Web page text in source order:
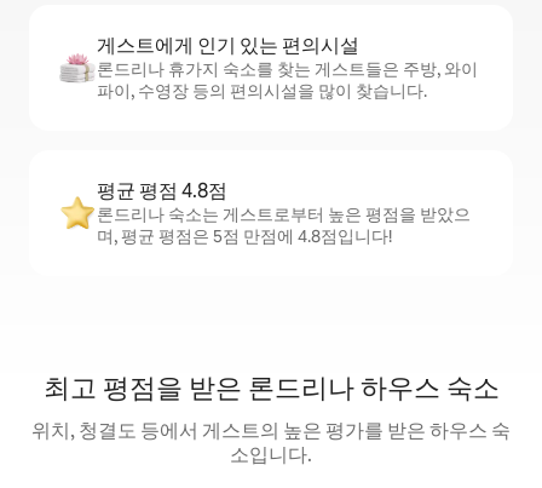
게스트에게 인기 있는 편의시설
론드리나 휴가지 숙소를 찾는 게스트들은 주방, 와이
파이, 수영장 등의 편의시설을 많이 찾습니다.
평균 평점 4.8점
론드리나 숙소는 게스트로부터 높은 평점을 받았으
며, 평균 평점은 5점 만점에 4.8점입니다!
최고 평점을 받은 론드리나 하우스 숙소
위치, 청결도 등에서 게스트의 높은 평가를 받은 하우스 숙
소입니다.